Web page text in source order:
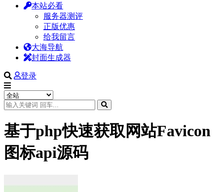
本站必看
服务器测评
正版优惠
给我留言
大海导航
封面生成器
登录
基于php快速获取网站Favicon
图标api源码